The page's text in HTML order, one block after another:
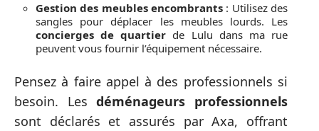
Gestion des meubles encombrants : Utilisez des
sangles pour déplacer les meubles lourds. Les
concierges de quartier de Lulu dans ma rue
peuvent vous fournir l’équipement nécessaire.
Pensez à faire appel à des professionnels si
besoin. Lesdéménageurs professionnels
sont déclarés et assurés par Axa, offrant